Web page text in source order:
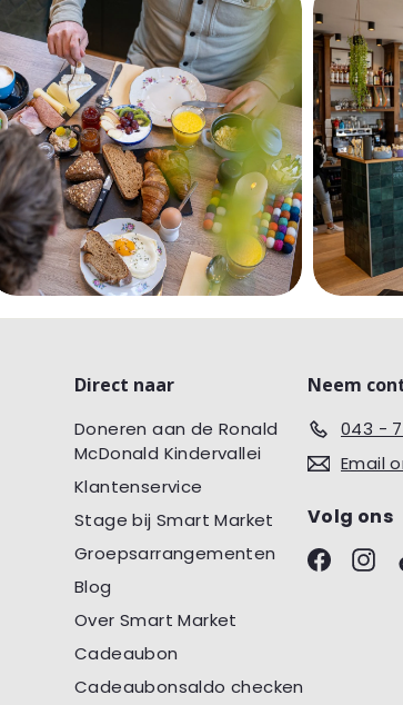
Direct naar
Doneren aan de Ronald
McDonald Kindervallei
Klantenservice
Stage bij Smart Market
Groepsarrangementen
Blog
Over Smart Market
Cadeaubon
Cadeaubonsaldo checken
Neem
043 -
Email
Volg ons